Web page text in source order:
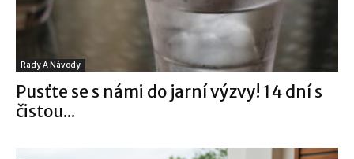
Rady A Návody
Pusťte se s námi do jarní výzvy! 14 dní s
čistou...